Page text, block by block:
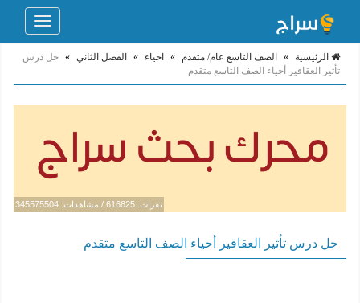
Toggle
الرئيسية » الصف التاسع عام/ متقدم » احياء » الفصل الثاني » حل درس
تأثير العقاقير أحياء الصف التاسع متقدم
نقرات: 616825 / مشاهدات: 345575504
حل درس تأثير العقاقير أحياء الصف التاسع متقدم